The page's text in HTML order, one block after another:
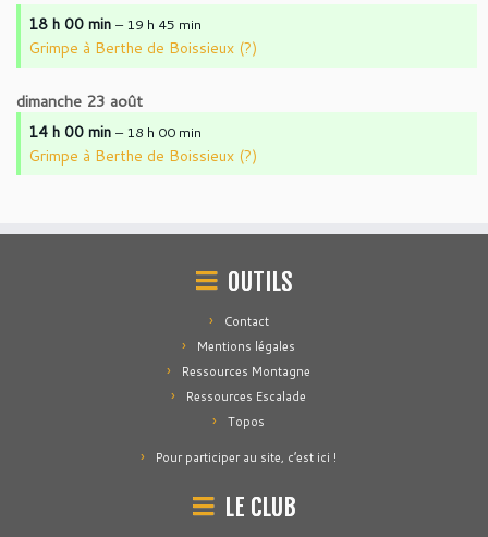
18 h 00 min – 19 h 45 min
Grimpe à Berthe de Boissieux (?)
dimanche 23 août
14 h 00 min – 18 h 00 min
Grimpe à Berthe de Boissieux (?)
OUTILS
Contact
Mentions légales
Ressources Montagne
Ressources Escalade
Topos
Pour participer au site, c’est ici !
LE CLUB